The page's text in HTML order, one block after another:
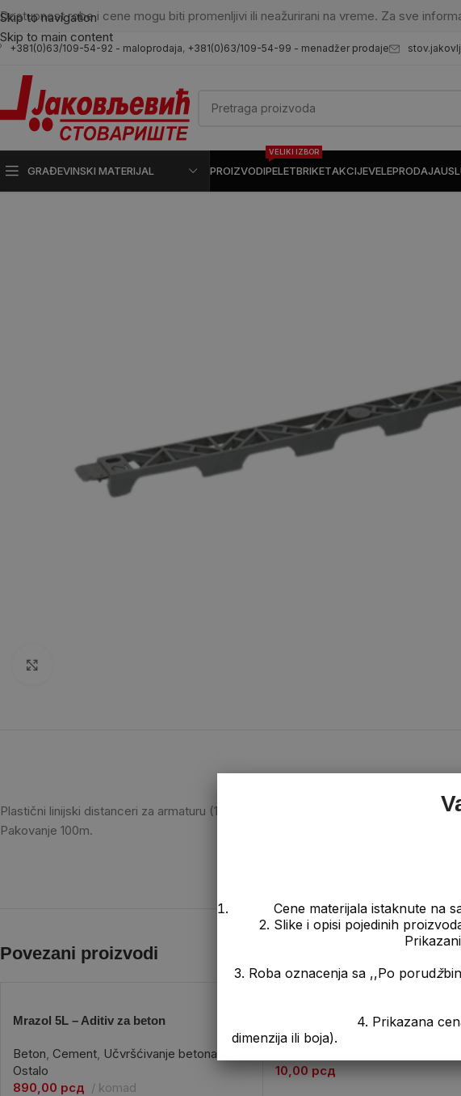
Skip to navigation
Skip to main content
Dostupnost robe i cene mogu biti promenljivi ili neažurirani na vreme. Za sve
+381(0)63/109-54-92 - maloprodaja, +381(0)63/109-54-99 - menadžer prodaje
GRAĐEVINSKI MATERIJAL PROIZVODIPELET
VELIKI IZBOR
BRIKETAKCIJEVELEPRODAJA
Plastični linijski distanceri za armaturu (15,20,25,30mm) dužina od 2m.
Pakovanje 100m.
Povezani proizvodi
Mrazol 5L – Aditiv za beton
Beton, Cement, Učvršćivanje betona
Ostalo
890,00 рсд komad
Vijak Za Zljebnjak / Drvo
10,00 рсд
Cene materijala istaknute na
2. Slike i opisi pojedinih
3. Roba oznacenja sa ,,Po porudž
4. Prikazana cena „od–do“
dimenzija ili boja).